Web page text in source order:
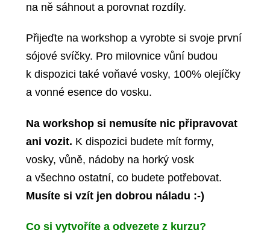
na ně sáhnout a porovnat rozdíly.
Přijeďte na workshop a vyrobte si svoje první
sójové svíčky. Pro milovnice vůní budou
k dispozici také voňavé vosky, 100% olejíčky
a vonné esence do vosku.
Na workshop si nemusíte nic připravovat
ani vozit. K dispozici budete mít formy,
vosky, vůně, nádoby na horký vosk
a všechno ostatní, co budete potřebovat.
Musíte si vzít jen dobrou náladu :-)
Co si vytvoříte a odvezete z kurzu?